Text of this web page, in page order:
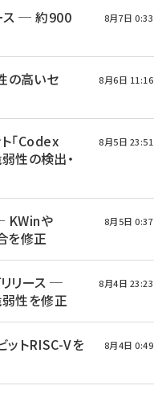
ス ─ 約900
8月7日 0:33
の高いセ
8月6日 11:16
「Codex
性の検出・
8月5日 23:51
KWinや
を修正
8月5日 0:37
リリース ─
性を修正
8月4日 23:23
トRISC-Vを
8月4日 0:49